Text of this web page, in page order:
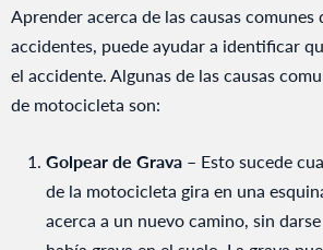
Aprender acerca de las causas comunes
accidentes, puede ayudar a identificar
el accidente. Algunas de las causas
de motocicleta son:
Golpear de Grava – Esto sucede
de la motocicleta gira en una
acerca a un nuevo camino, sin